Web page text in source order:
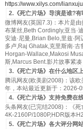
https://www.xilys.com/
2.《死亡片场》导演是谁?
微博网友(英国7.3)：本片是由
布莱丝,Beth Cordingly,亚当·
安迪·尼曼,Brian Belo,里兹·阿
多卢,Raj Ghatak,克里斯南·
Horgan-Wallace,Makosi
斯,Marcus Bent.影片故事紧
3.《死亡片场》在什么地区
腾讯网友(欧美剧2008)：该
年，本站最近更新于：2026-
4.《死亡片场》支持免费在
头条网友(已完结2008)：《死
4K-2160P/1080P,HDR版本
5.《死亡片场》各大评分网